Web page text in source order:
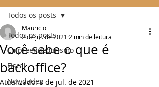
Todos os posts
Empreendedorismo
Fiscal
Novidades
Todos os posts
Você sabe o que é
backoffice?
Mauricio
2 de jul. de 2021 2 min de leitura
Atualizado:8 de jul. de 2021